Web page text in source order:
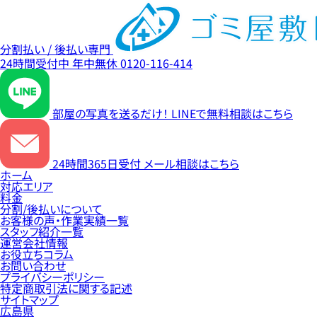
分割払い / 後払い専門
24時間受付中 年中無休0120-116-414
部屋の写真を送るだけ！ LINEで無料相談はこちら
24時間365日受付 メール相談はこちら
ホーム
対応エリア
料金
分割/後払いについて
お客様の声・作業実績一覧
スタッフ紹介一覧
運営会社情報
お役立ちコラム
お問い合わせ
プライバシーポリシー
特定商取引法に関する記述
サイトマップ
広島県